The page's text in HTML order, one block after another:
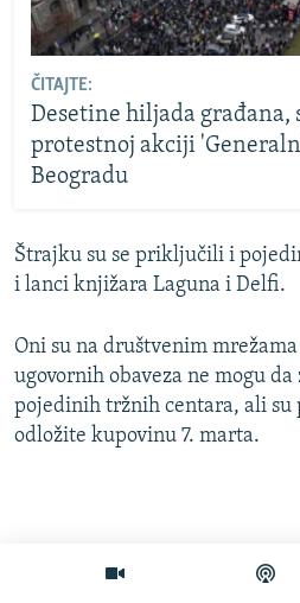
ČITAJTE:
Desetine hiljada građana,
protestnoj akciji
Beogradu
Štrajku su se priključili i
i lanci knjižara Laguna i Delfi.
Oni su na društvenim
ugovornih obaveza ne mogu
pojedinih tržnih centara, ali su
odložite kupovinu 7. marta.